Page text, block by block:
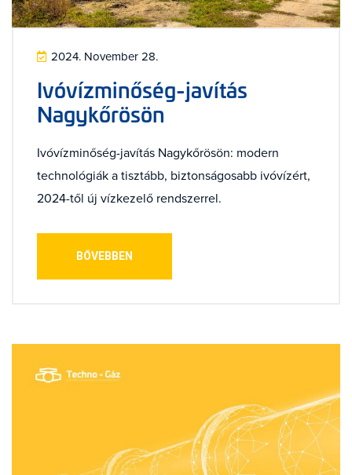
2024. November 28.
Ivóvízminőség-javítás
Nagykőrösön
Ivóvízminőség-javítás Nagykőrösön: modern
technológiák a tisztább, biztonságosabb ivóvízért,
2024-től új vízkezelő rendszerrel.
BŐVEBBEN